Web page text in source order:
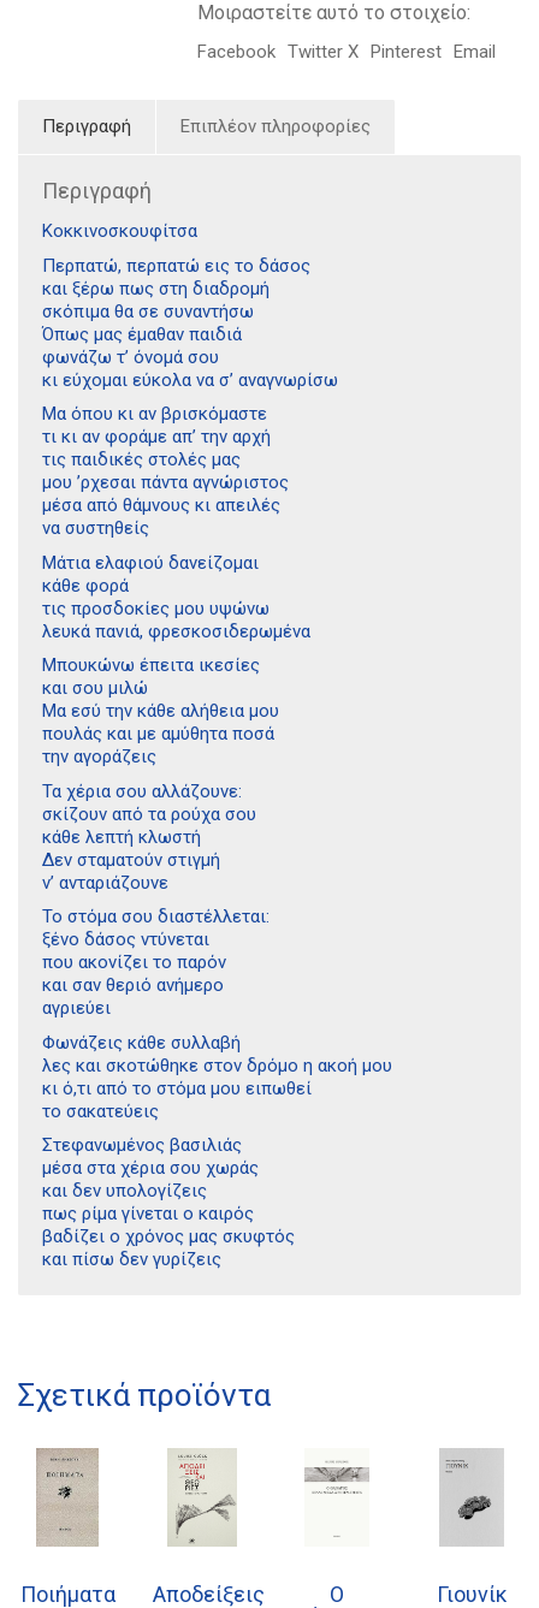
Μοιραστείτε αυτό το στοιχείο:
Facebook Twitter X Pinterest Email
Περιγραφή Επιπλέον πληροφορίες
Περιγραφή
Κοκκινοσκουφίτσα
Περπατώ, περπατώ εις το δάσος
και ξέρω πως στη διαδρομή
σκόπιμα θα σε συναντήσω
Όπως μας έμαθαν παιδιά
φωνάζω τ’ όνομά σου
κι εύχομαι εύκολα να σ’ αναγνωρίσω
Μα όπου κι αν βρισκόμαστε
τι κι αν φοράμε απ’ την αρχή
τις παιδικές στολές μας
μου ’ρχεσαι πάντα αγνώριστος
μέσα από θάμνους κι απειλές
να συστηθείς
Μάτια ελαφιού δανείζομαι
κάθε φορά
τις προσδοκίες μου υψώνω
λευκά πανιά, φρεσκοσιδερωμένα
Μπουκώνω έπειτα ικεσίες
και σου μιλώ
Μα εσύ την κάθε αλήθεια μου
πουλάς και με αμύθητα ποσά
την αγοράζεις
Τα χέρια σου αλλάζουνε:
σκίζουν από τα ρούχα σου
κάθε λεπτή κλωστή
Δεν σταματούν στιγμή
ν’ ανταριάζουνε
Το στόμα σου διαστέλλεται:
ξένο δάσος ντύνεται
που ακονίζει το παρόν
και σαν θεριό ανήμερο
αγριεύει
Φωνάζεις κάθε συλλαβή
λες και σκοτώθηκε στον δρόμο η ακοή μου
κι ό,τι από το στόμα μου ειπωθεί
το σακατεύεις
Στεφανωμένος βασιλιάς
μέσα στα χέρια σου χωράς
και δεν υπολογίζεις
πως ρίμα γίνεται ο καιρός
βαδίζει ο χρόνος μας σκυφτός
και πίσω δεν γυρίζεις
Σχετικά προϊόντα
Ποιήματα
Αποδείξεις
Ο
Γιουνίκ
21 1750 8340
kombrai.bs@gmail.com
Πολιτική προστασίας δεδομένων
Τρόποι Πληρωμής